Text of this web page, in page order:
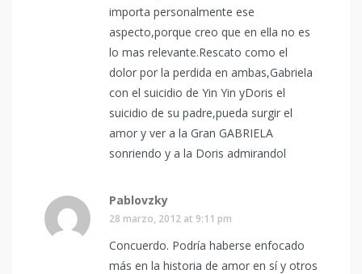
importa personalmente ese
aspecto,porque creo que en ella no es
lo mas relevante.Rescato como el
dolor por la perdida en ambas,Gabriela
con el suicidio de Yin Yin yDoris el
suicidio de su padre,pueda surgir el
amor y ver a la Gran GABRIELA
sonriendo y a la Doris admirandol
Pablovzky
28 marzo, 2012 at 9:11 pm
Concuerdo. Podría haberse enfocado
más en la historia de amor en sí y otros